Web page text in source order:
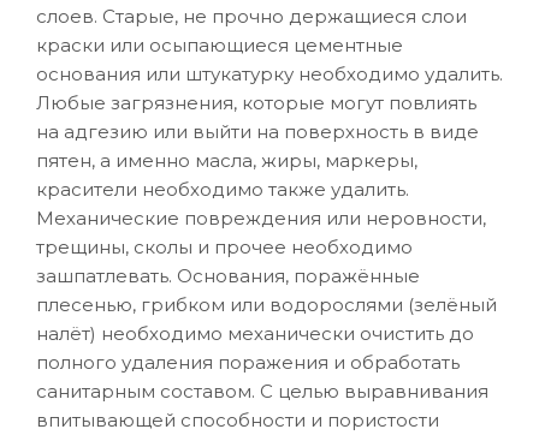
слоев. Старые, не прочно держащиеся слои
краски или осыпающиеся цементные
основания или штукатурку необходимо удалить.
Любые загрязнения, которые могут повлиять
на адгезию или выйти на поверхность в виде
пятен, а именно масла, жиры, маркеры,
красители необходимо также удалить.
Механические повреждения или неровности,
трещины, сколы и прочее необходимо
зашпатлевать. Основания, поражённые
плесенью, грибком или водорослями (зелёный
налёт) необходимо механически очистить до
полного удаления поражения и обработать
санитарным составом. С целью выравнивания
впитывающей способности и пористости